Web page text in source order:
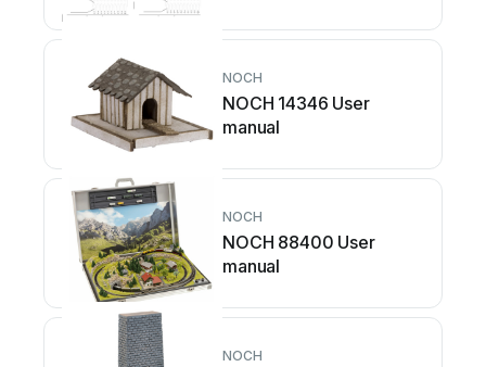
NOCH
NOCH 14346 User
manual
NOCH
NOCH 88400 User
manual
NOCH